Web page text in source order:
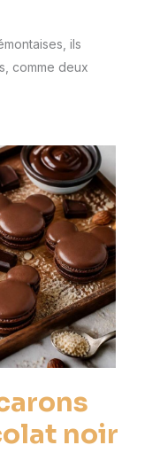
ils
comme deux
noir